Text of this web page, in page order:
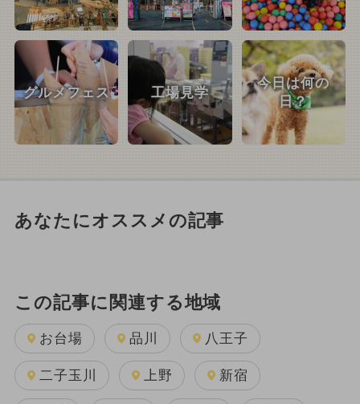
グルメフェス 工場見学
今日は何の
日？
あなたにオススメの記事
この記事に関連する地域
お台場 品川 八王子
二子玉川 上野 新宿